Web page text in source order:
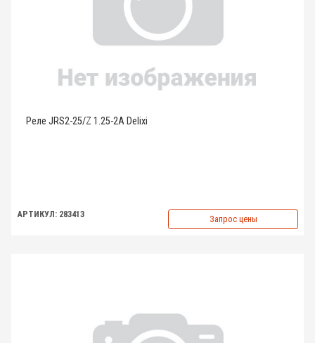
Реле JRS2-25/Z 1.25-2A Delixi
АРТИКУЛ: 283413 Запрос цены